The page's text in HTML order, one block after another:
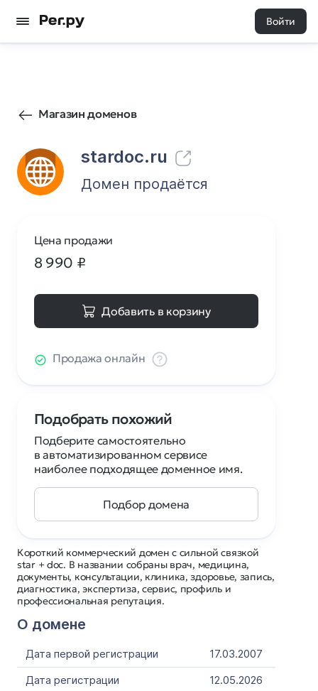
Войти
Магазин доменов
stardoc.ru
12 0
Домен продаётся
Короткий коммерческий домен с сильной связкой
star + doc. В названии собраны врач, медицина,
документы, консультации, клиника, здоровье, запись,
диагностика, экспертиза, сервис, профиль и
профессиональная репутация.
О домене
Дата первой регистрации
17.03.2007
Дата регистрации
12.05.2026
Цена продажи
8 990 ₽
Добавить в корзину
Продажа онлайн
Подобрать похожий
Подберите самостоятельно
в автоматизированном сервисе
наиболее подходящее доменное имя.
Подбор домена